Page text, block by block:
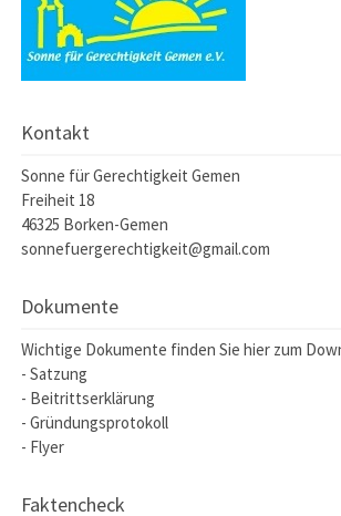
Kontakt
Sonne für Gerechtigkeit Gemen
Freiheit 18
46325 Borken-Gemen
sonnefuergerechtigkeit@gmail.com
Dokumente
Wichtige Dokumente finden Sie hier zum
- Satzung
- Beitrittserklärung
- Gründungsprotokoll
- Flyer
Faktencheck